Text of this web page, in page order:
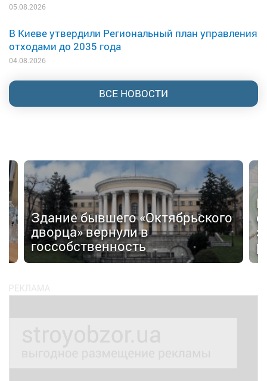
05.08.2026
В Киеве утвердили Региональный план управления
отходами до 2035 года
04.08.2026
ВСЕ НОВОСТИ
Здание бывшего «Октябрьского
дворца» вернули в
госсобственность